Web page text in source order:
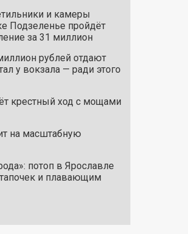
и камеры
Подзеленье пройдёт
за 31 миллион
рублей отдают
у вокзала — ради этого
крестный ход с мощами
на масштабную
потоп в Ярославле
и плавающим